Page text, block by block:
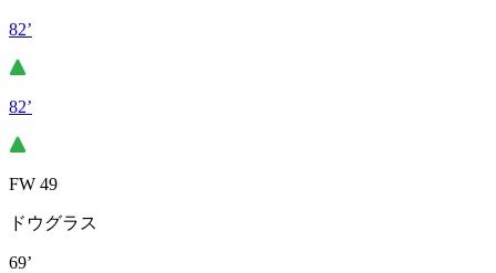
82’
82’
FW 49
ドウグラス
69’